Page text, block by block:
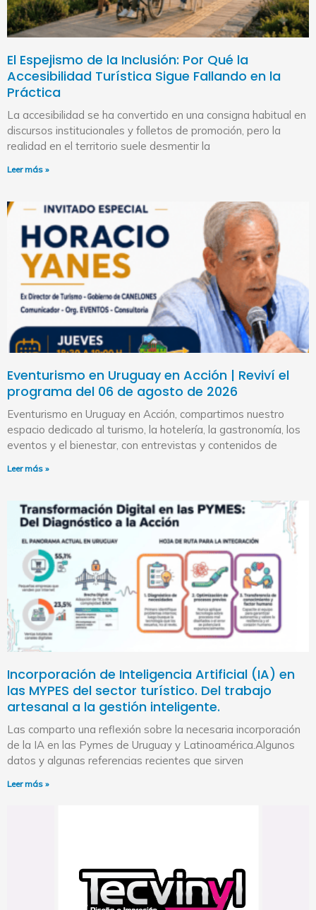
El Espejismo de la Inclusión: Por Qué la
Accesibilidad Turística Sigue Fallando en la
Práctica
La accesibilidad se ha convertido en una consigna habitual en
discursos institucionales y folletos de promoción, pero la
realidad en el territorio suele desmentir la
Leer más »
Eventurismo en Uruguay en Acción | Reviví el
programa del 06 de agosto de 2026
Eventurismo en Uruguay en Acción, compartimos nuestro
espacio dedicado al turismo, la hotelería, la gastronomía, los
eventos y el bienestar, con entrevistas y contenidos de
Leer más »
Incorporación de Inteligencia Artificial (IA) en
las MYPES del sector turístico. Del trabajo
artesanal a la gestión inteligente.
Las comparto una reflexión sobre la necesaria incorporación
de la IA en las Pymes de Uruguay y Latinoamérica.Algunos
datos y algunas referencias recientes que sirven
Leer más »